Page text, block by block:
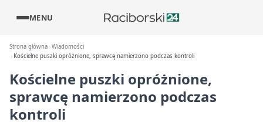
MENU
Strona główna Wiadomości
Kościelne puszki opróżnione, sprawcę namierzono podczas kontroli
Kościelne puszki opróżnione,
sprawcę namierzono podczas
kontroli